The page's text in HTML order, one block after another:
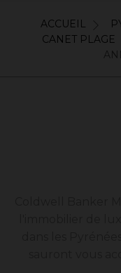
ACCUEIL
CANET PLAGE